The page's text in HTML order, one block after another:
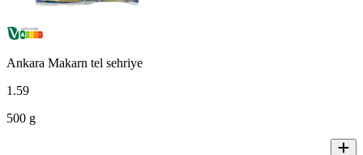
Ankara Makarn tel sehriye
1.59
500 g